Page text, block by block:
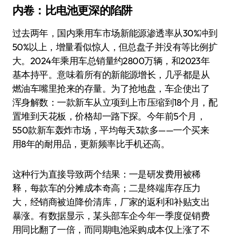
内卷：比电池更深的陷阱
过去两年，国内乘用车市场新能源渗透率从30%冲到
50%以上，增量看似惊人，但总盘子并没有等比例扩
大。2024年乘用车总销量约2800万辆，和2023年
基本持平。意味着所有的新能源增长，几乎都是从
燃油车嘴里抢来的存量。为了抢地盘，车企使出了
浑身解数：一款新车从立项到上市压缩到18个月，配
置堆到天花板，价格却一路下探。今年前5个月，
550款新车轰炸市场，平均每天3款多——一个买来
用8年的耐用品，更新频率比手机还高。
这种行为直接导致两个结果：一是研发费用被稀
释，每款车的分摊成本奇高；二是终端库存压力
大，经销商被迫降价清库，厂家的返利和补贴支出
暴涨。有数据显示，某头部车企今年一季度促销费
用同比翻了一倍，而同期电池采购成本仅上涨了不